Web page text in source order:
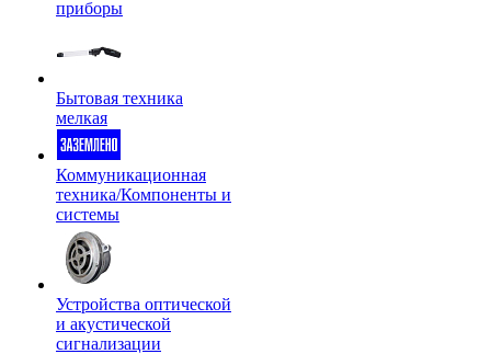
приборы
Бытовая техника
мелкая
Коммуникационная
техника/Компоненты и
системы
Устройства оптической
и акустической
сигнализации